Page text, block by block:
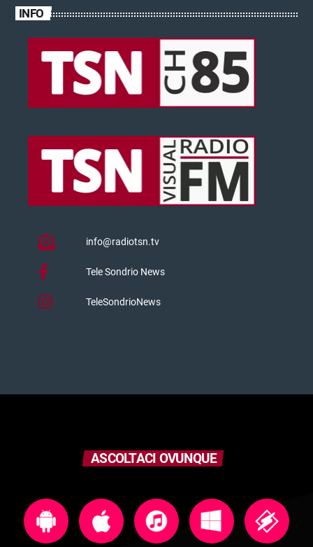
INFO
info@radiotsn.tv
Tele Sondrio News
TeleSondrioNews
ASCOLTACI OVUNQUE